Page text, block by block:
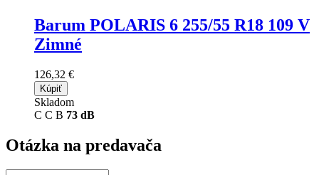
Barum POLARIS 6 255/55 R18 109 V
Zimné
126,32 €
Kúpiť
Skladom
C C B 73 dB
Otázka na predavača